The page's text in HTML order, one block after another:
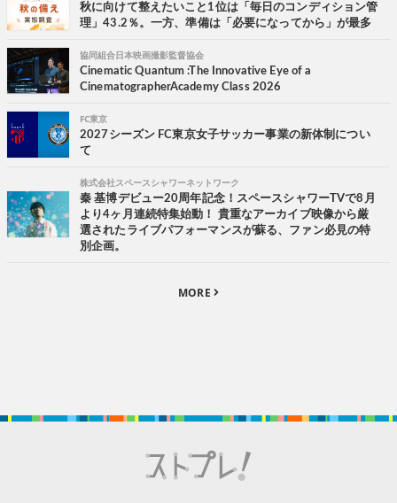
秋に向けて整えたいこと1位は「毎日のコンディション管
理」43.2％。一方、準備は「必要になってから」が最多
協同組合日本映画撮影監督協会
Cinematic Quantum :The Innovative Eye of a
CinematographerAcademy Class 2026
FC東京
2027シーズン FC東京女子サッカー事業の新体制につい
て
株式会社スペースシャワーネットワーク
秦 基博デビュー20周年記念！スペースシャワーTVで8月
より4ヶ月連続特集始動！ 貴重なアーカイブ映像から厳
選されたライブパフォーマンスが蘇る、ファン必見の特
別企画。
MORE